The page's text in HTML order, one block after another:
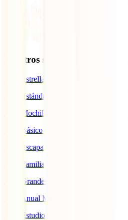
Nuestros seguros
IATI Estrella
IATI Estándar
IATI Mochilero
IATI Básico
IATI Escapadas
IATI Familia
IATI Grandes Viajeros
IATI Anual Multiviaje
IATI Estudios